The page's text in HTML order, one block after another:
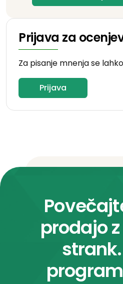
Prijava za
Za pisanje mnenja se
Prijava
prodajo